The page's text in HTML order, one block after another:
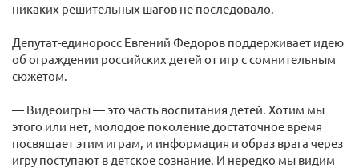
никаких решительных шагов не последовало.
Депутат-единоросс Евгений Федоров поддерживает идею
об ограждении российских детей от игр с сомнительным
сюжетом.
— Видеоигры — это часть воспитания детей. Хотим мы
этого или нет, молодое поколение достаточное время
посвящает этим играм, и информация и образ врага через
игру поступают в детское сознание. И нередко мы видим